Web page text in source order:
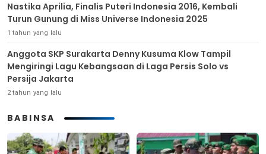
Nastika Aprilia, Finalis Puteri Indonesia 2016, Kembali
Turun Gunung di Miss Universe Indonesia 2025
1 tahun yang lalu
Anggota SKP Surakarta Denny Kusuma Klow Tampil
Mengiringi Lagu Kebangsaan di Laga Persis Solo vs
Persija Jakarta
2 tahun yang lalu
BABINSA